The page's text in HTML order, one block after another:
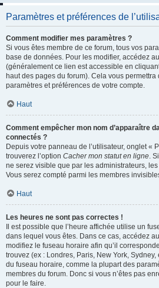
Paramètres et préférences de
Comment modifier mes paramètres ?
Si vous êtes membre de ce forum, tous vos
base de données. Pour les modifier, accédez au
(généralement ce lien est accessible en
haut des pages du forum). Cela vous permettra
paramètres et préférences de votre compte.
Haut
Comment empêcher mon nom d’apparaître
connectés ?
Depuis votre panneau de l’utilisateur, onglet «
trouverez l’option Cacher mon statut en ligne .
ne serez visible que par les administrateurs,
Vous serez compté parmi les membres
Haut
Les heures ne sont pas correctes !
Il est possible que l’heure affichée utilise un
dans lequel vous êtes. Dans ce cas, accédez au
modifiez le fuseau horaire afin qu’il
trouvez (ex : Londres, Paris, New York,
du fuseau horaire, comme la plupart des
membres du forum. Donc si vous n’êtes pas
pour le faire.